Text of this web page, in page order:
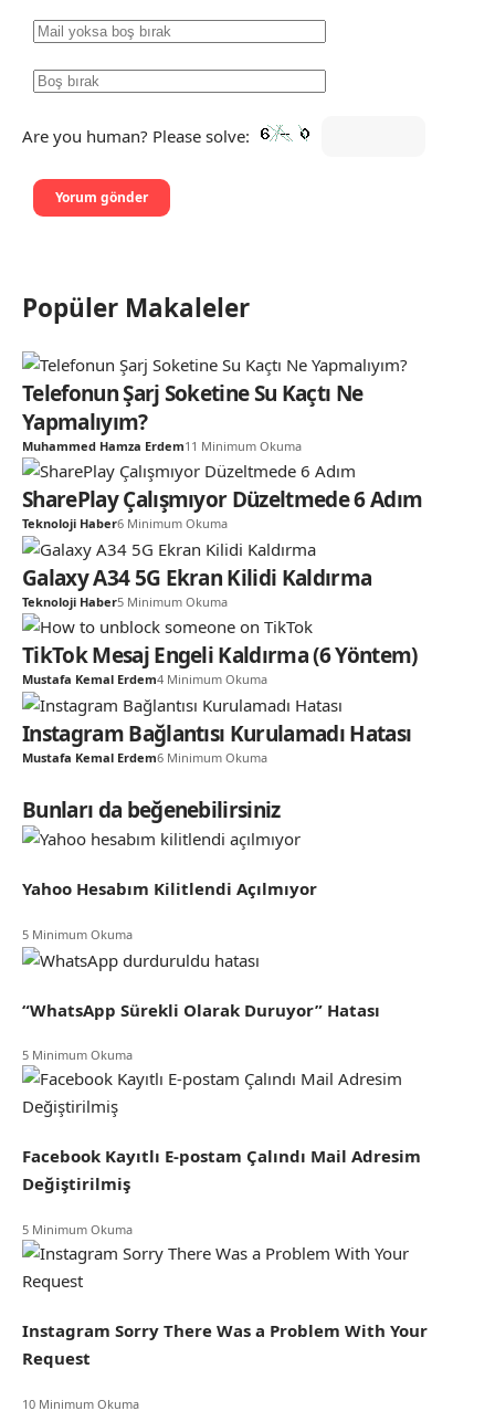
Are you human? Please solve:
Popüler Makaleler
Telefonun Şarj Soketine Su Kaçtı Ne
Yapmalıyım?
Muhammed Hamza Erdem11 Minimum Okuma
SharePlay Çalışmıyor Düzeltmede 6 Adım
Teknoloji Haber6 Minimum Okuma
Galaxy A34 5G Ekran Kilidi Kaldırma
Teknoloji Haber5 Minimum Okuma
TikTok Mesaj Engeli Kaldırma (6 Yöntem)
Mustafa Kemal Erdem4 Minimum Okuma
Instagram Bağlantısı Kurulamadı Hatası
Mustafa Kemal Erdem6 Minimum Okuma
Bunları da beğenebilirsiniz
Yahoo Hesabım Kilitlendi Açılmıyor
5 Minimum Okuma
“WhatsApp Sürekli Olarak Duruyor” Hatası
5 Minimum Okuma
Facebook Kayıtlı E-postam Çalındı Mail Adresim
Değiştirilmiş
5 Minimum Okuma
Instagram Sorry There Was a Problem With Your
Request
10 Minimum Okuma